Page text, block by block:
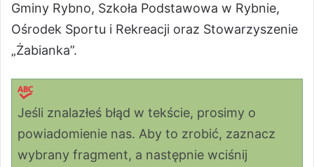
Gminy Rybno, Szkoła Podstawowa w Rybnie,
Ośrodek Sportu i Rekreacji oraz Stowarzyszenie
„Żabianka”.
Jeśli znalazłeś błąd w tekście, prosimy o
powiadomienie nas. Aby to zrobić, zaznacz
wybrany fragment, a następnie wciśnij